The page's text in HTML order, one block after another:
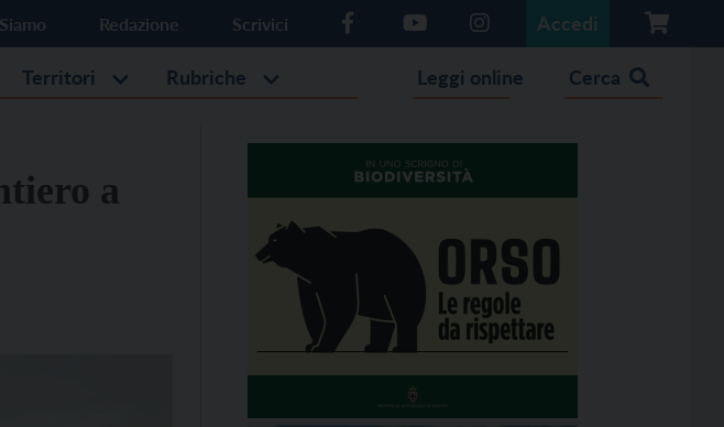
Redazione Scrivici Accedi
Territori Rubriche Leggi online Cerca
a